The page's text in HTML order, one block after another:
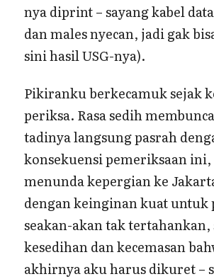
nya diprint – sayang kabel
dan males nyecan, jadi gak
sini hasil USG-nya).
Pikiranku berkecamuk sejak
periksa. Rasa sedih
tadinya langsung pasrah
konsekuensi pemeriksaan ini,
menunda kepergian ke
dengan keinginan kuat untuk
seakan-akan tak tertahankan,
kesedihan dan kecemasan
akhirnya aku harus dikuret –